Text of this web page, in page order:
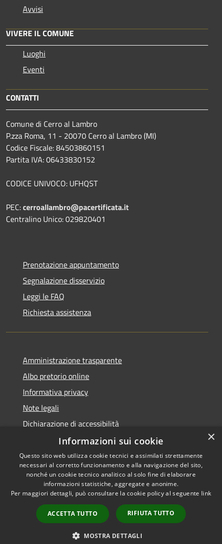
Avvisi
VIVERE IL COMUNE
Luoghi
Eventi
CONTATTI
Comune di Cerro al Lambro
P.zza Roma, 11 - 20070 Cerro al Lambro (MI)
Codice Fiscale: 84503860151
Partita IVA: 06433830152
CODICE UNIVOCO: UFHQST
PEC:cerroallambro@pacertificata.it
Centralino Unico: 029820401
Prenotazione appuntamento
Segnalazione disservizio
Leggi le FAQ
Richiesta assistenza
Amministrazione trasparente
Albo pretorio online
Informativa privacy
Note legali
Dichiarazione di accessibilità
Accessibilità
Privacy
Mappa del sito
Copyright © 2026 • Comune di
Cerro al Lambro • Powered by
Municipium•Accesso
redazione
×
Informazioni sui cookie
Questo sito web utilizza cookie tecnici e assimilati strettamente
necessari al corretto funzionamento e alla navigazione del sito,
nonché un cookie tecnico analitico al solo fine di elaborare
informazioni statistiche, aggregate e anonime.
Per maggiori dettagli, può consultare la cookie policy al seguente link
ACCETTA TUTTO RIFIUTA TUTTO
MOSTRA DETTAGLI